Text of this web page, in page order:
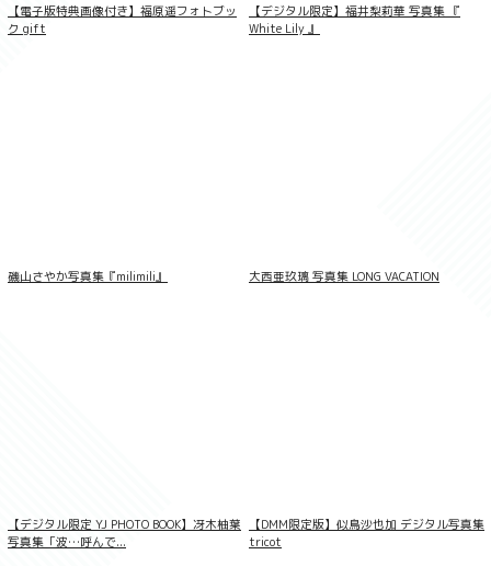
江籠裕奈「エンジェルボディ」SPA！デジ
【電子版特典画像付き】福原遥フォトブッ
ク gift
【デジタル限定】福井梨莉華 写真集 『
White Lily 』
磯山さやか写真集『milimili』 大西亜玖璃 写真集 LONG VACATION
【デジタル限定 YJ PHOTO BOOK】冴木柚葉
写真集「波…呼んで...
【DMM限定版】似鳥沙也加 デジタル写真集
tricot